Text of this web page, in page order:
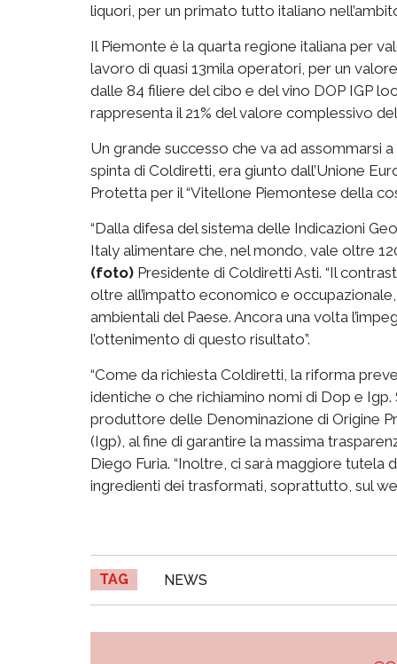
liquori, per un primato tutto italiano
Il Piemonte è la quarta regione italiana per
lavoro di quasi 13mila operatori, per un
dalle 84 filiere del cibo e del vino DOP IGP
rappresenta il 21% del valore complessivo
Un grande successo che va ad assommarsi
spinta di Coldiretti, era giunto dall’Unione
Protetta per il “Vitellone Piemontese della
“Dalla difesa del sistema delle Indicazioni
Italy alimentare che, nel mondo, vale oltre
(foto) Presidente di Coldiretti Asti. “Il
oltre all’impatto economico e
ambientali del Paese. Ancora una volta
l’ottenimento di questo risultato”.
“Come da richiesta Coldiretti, la riforma
identiche o che richiamino nomi di Dop e
produttore delle Denominazione di Origine
(Igp), al fine di garantire la massima
Diego Furia. “Inoltre, ci sarà maggiore tutela
ingredienti dei trasformati, soprattutto, sul
TAG NEWS